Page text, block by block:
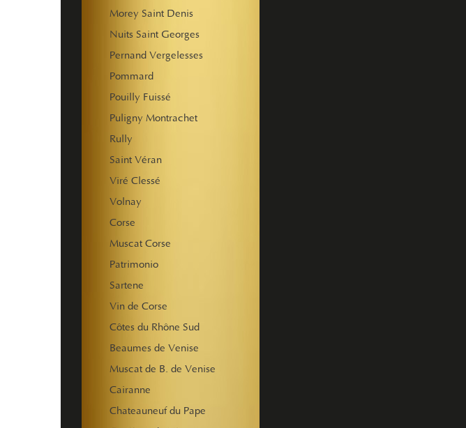
Morey Saint Denis
Nuits Saint Georges
Pernand Vergelesses
Pommard
Pouilly Fuissé
Puligny Montrachet
Rully
Saint Véran
Viré Clessé
Volnay
Corse
Muscat Corse
Patrimonio
Sartene
Vin de Corse
Côtes du Rhône Sud
Beaumes de Venise
Muscat de B. de Venise
Cairanne
Chateauneuf du Pape